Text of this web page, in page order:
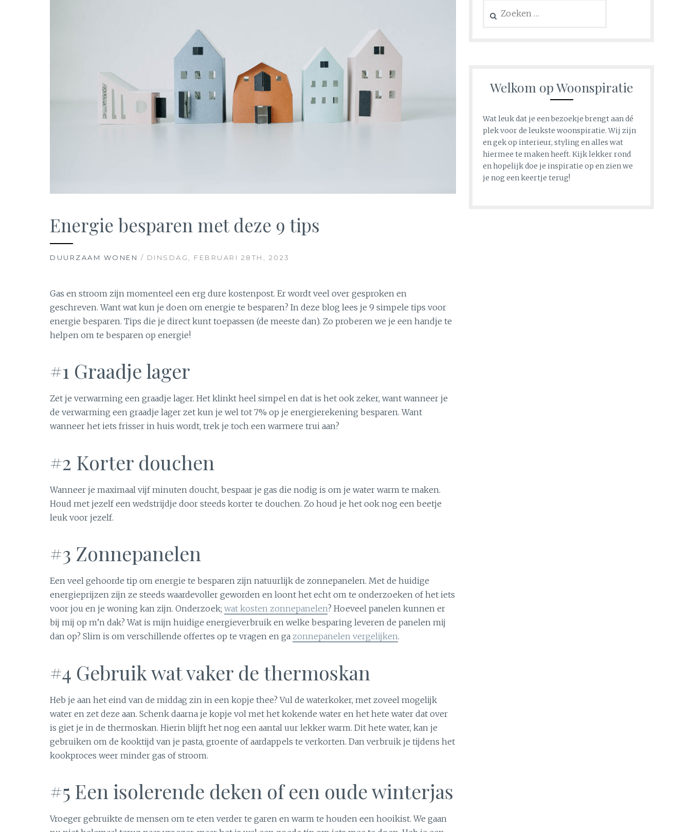
Energie besparen met deze 9 tips
DUURZAAM WONEN / DINSDAG, FEBRUARI 28TH, 2023
Gas en stroom zijn momenteel een erg dure kostenpost. Er wordt veel over gesproken en
geschreven. Want wat kun je doen om energie te besparen? In deze blog lees je 9 simpele tips voor
energie besparen. Tips die je direct kunt toepassen (de meeste dan). Zo proberen we je een handje te
helpen om te besparen op energie!
#1 Graadje lager
Zet je verwarming een graadje lager. Het klinkt heel simpel en dat is het ook zeker, want wanneer je
de verwarming een graadje lager zet kun je wel tot 7% op je energierekening besparen. Want
wanneer het iets frisser in huis wordt, trek je toch een warmere trui aan?
#2 Korter douchen
Wanneer je maximaal vijf minuten doucht, bespaar je gas die nodig is om je water warm te maken.
Houd met jezelf een wedstrijdje door steeds korter te douchen. Zo houd je het ook nog een beetje
leuk voor jezelf.
#3 Zonnepanelen
Een veel gehoorde tip om energie te besparen zijn natuurlijk de zonnepanelen. Met de huidige
energieprijzen zijn ze steeds waardevoller geworden en loont het echt om te onderzoeken of het iets
voor jou en je woning kan zijn. Onderzoek; wat kosten zonnepanelen? Hoeveel panelen kunnen er
bij mij op m’n dak? Wat is mijn huidige energieverbruik en welke besparing leveren de panelen mij
dan op? Slim is om verschillende offertes op te vragen en ga zonnepanelen vergelijken.
#4 Gebruik wat vaker de thermoskan
Heb je aan het eind van de middag zin in een kopje thee? Vul de waterkoker, met zoveel mogelijk
water en zet deze aan. Schenk daarna je kopje vol met het kokende water en het hete water dat over
is giet je in de thermoskan. Hierin blijft het nog een aantal uur lekker warm. Dit hete water, kan je
gebruiken om de kooktijd van je pasta, groente of aardappels te verkorten. Dan verbruik je tijdens het
kookproces weer minder gas of stroom.
#5 Een isolerende deken of een oude winterjas
Vroeger gebruikte de mensen om te eten verder te garen en warm te houden een hooikist. We gaan
naar:
Welkom op Woonspiratie
Wat leuk dat je een bezoekje brengt aan dé
plek voor de leukste woonspiratie. Wij zijn
en gek op interieur, styling en alles wat
hiermee te maken heeft. Kijk lekker rond
en hopelijk doe je inspiratie op en zien we
je nog een keertje terug!